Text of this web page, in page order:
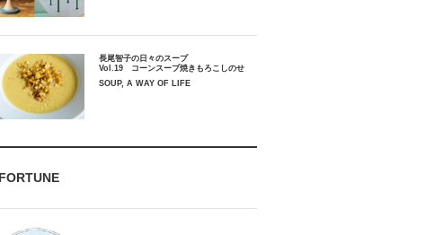
長尾智子の日々のスープ
Vol.19 コーンスープ焼きもろこしのせ
SOUP, A WAY OF LIFE
FORTUNE